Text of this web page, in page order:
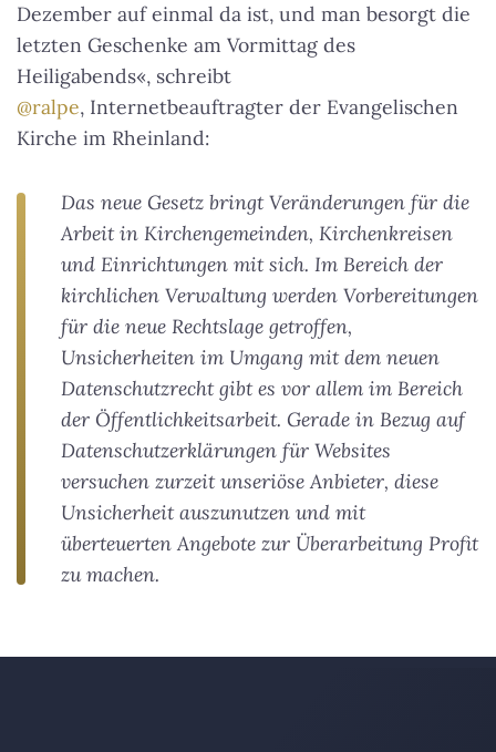
Dezember auf einmal da ist, und man besorgt die
letzten Geschenke am Vormittag des
Heiligabends«, schreibt
@ralpe, Internetbeauftragter der Evangelischen
Kirche im Rheinland:
Das neue Gesetz bringt Veränderungen für die
Arbeit in Kirchengemeinden, Kirchenkreisen
und Einrichtungen mit sich. Im Bereich der
kirchlichen Verwaltung werden Vorbereitungen
für die neue Rechtslage getroffen,
Unsicherheiten im Umgang mit dem neuen
Datenschutzrecht gibt es vor allem im Bereich
der Öffentlichkeitsarbeit. Gerade in Bezug auf
Datenschutzerklärungen für Websites
versuchen zurzeit unseriöse Anbieter, diese
Unsicherheit auszunutzen und mit
überteuerten Angebote zur Überarbeitung Profit
zu machen.